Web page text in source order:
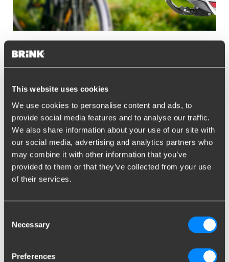
This website uses cookies
We use cookies to personalise content and ads, to
provide social media features and to analyse our traffic.
We also share information about your use of our site with
our social media, advertising and analytics partners who
may combine it with other information that you’ve
provided to them or that they’ve collected from your use
of their services.
Selection
Necessary
Preferences
Was ist Zugkraft?
werden? Welches Gewicht hat das Auto selbst und was ist das
Anhand dieser Fragen legt der Autohersteller fest was ein
sicheres Zuggewicht für ein Auto ist.
Gebremstes und
ungebremstes Gewicht
gebremstem Gewicht und ungebremstem Gewicht (bzw.
Höchstgewicht eines Anhängers, Wohnwagens, Boots- oder
Anhängers, Wohnwagens, Boots- oder Pferdetrailers, der über